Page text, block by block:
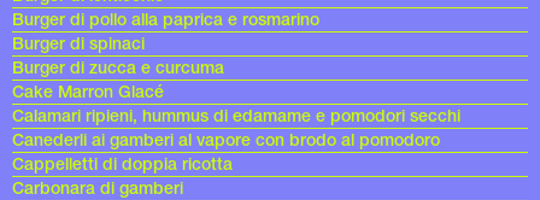
Burger di pollo alla paprica e rosmarino
Burger di spinaci
Burger di zucca e curcuma
Cake Marron Glacé
Calamari ripieni, hummus di edamame e pomodori secchi
Canederli ai gamberi al vapore con brodo al pomodoro
Cappelletti di doppia ricotta
Carbonara di gamberi